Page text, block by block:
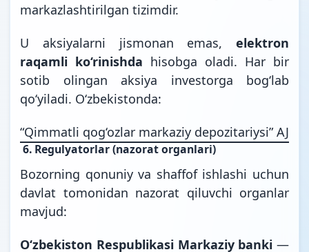
markazlashtirilgan tizimdir.
U aksiyalarni jismonan emas, elektron
raqamli ko‘rinishda hisobga oladi. Har bir
sotib olingan aksiya investorga bog‘lab
qo‘yiladi. O‘zbekistonda:
“Qimmatli qog‘ozlar markaziy depozitariysi” AJ
6. Regulyatorlar (nazorat organlari)
Bozorning qonuniy va shaffof ishlashi uchun
davlat tomonidan nazorat qiluvchi organlar
mavjud:
O‘zbekiston Respublikasi Markaziy banki —